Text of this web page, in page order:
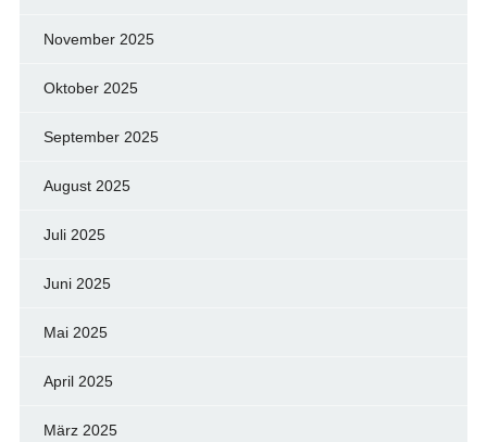
November 2025
Oktober 2025
September 2025
August 2025
Juli 2025
Juni 2025
Mai 2025
April 2025
März 2025